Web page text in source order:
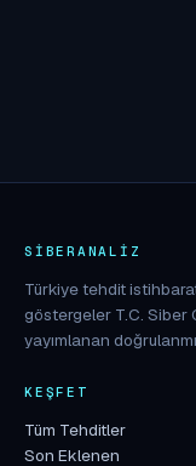
SIBERANALIZ
Türkiye tehdit
göstergeler T.C. Siber
yayımlanan
KEŞFET
Tüm Tehditler
Son Eklenen